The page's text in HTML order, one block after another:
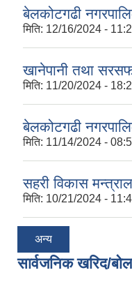
बेलकोटगढी
मिति: 12/16/2024 -
खानेपानी तथा
मिति: 11/20/2024 -
बेलकोटगढी
मिति: 11/14/2024 -
सहरी विकास
मिति: 10/21/2024 -
अन्य
सार्वजनिक खरिद/